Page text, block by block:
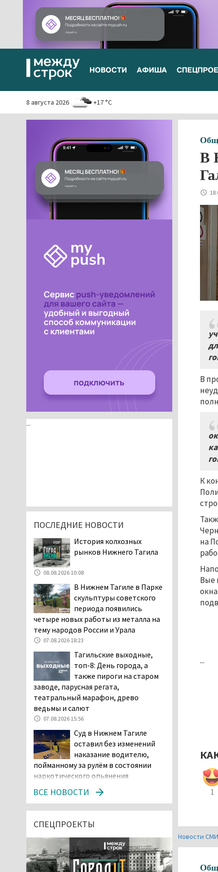
НОВОСТИ АФИША
8 августа 2026 +17 °C
В
В
К
на
Вые
...
1
Новости
...
ПОСЛЕДНИЕ НОВОСТИ
История колхозных
рынков Нижнего Тагила
08.08.2026 10:08
В Нижнем Тагиле в Парке
скульптуры советского
периода появились
четыре новых работы из металла на
тему народов России и Урала
07.08.2026 18:23
Тагильские выходные,
топ-8: День города, а
также пироги на старом
заводе, парусная регата,
театральный марафон, древо
ведьмы и салют
07.08.2026 15:56
Суд в Нижнем Тагиле
оставил без изменений
наказание водителю,
пойманному за рулём в состоянии
наркотического опьянения
ДТП под Екатеринбургом
Тагильские спасатели
проникли в квартиру
через балкон, чтобы
ВСЕ НОВОСТИ
СПЕЦПРОЕКТЫ